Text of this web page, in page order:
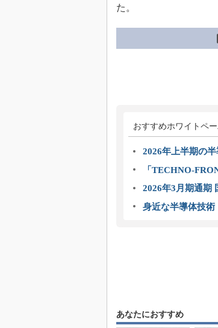
た。
おすすめホワイトペ
2026年上半期の
「TECHNO-
2026年3月期通期
身近な半導体技
あなたにおすすめ